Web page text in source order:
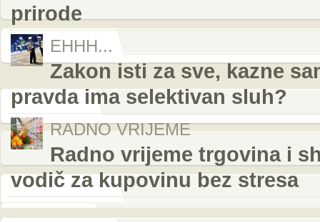
prirode
EHHH...
Zakon isti za sve, kazne
pravda ima selektivan sluh?
RADNO VRIJEME
Radno vrijeme trgovina i
vodič za kupovinu bez stresa